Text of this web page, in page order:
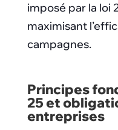
imposé par la loi
maximisant
campagnes.
Principes
25 et
entreprises